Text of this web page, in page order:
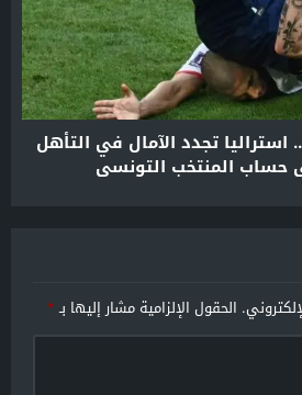
مونديال قطر 2022 .. استراليا تجدد الآمال في التأهل
الحقول الإلزامية مشار إليها بـ*